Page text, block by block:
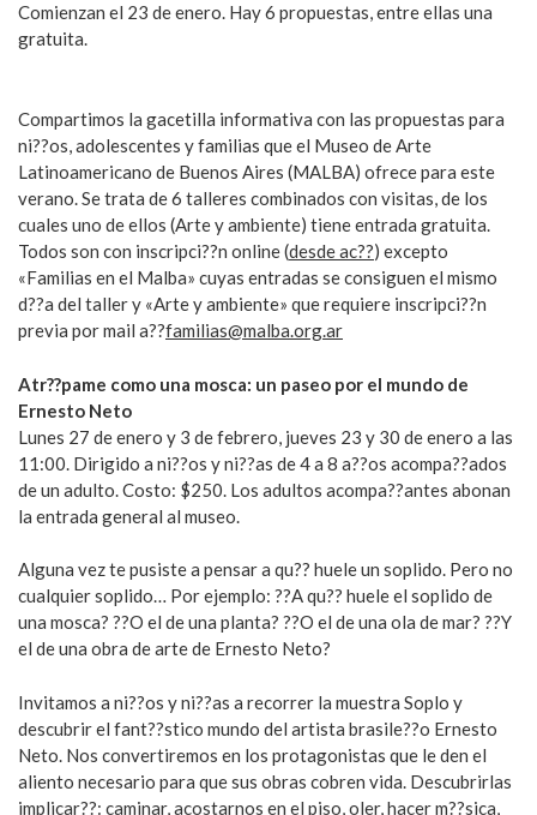
Comienzan el 23 de enero. Hay 6 propuestas, entre ellas una
gratuita.
Compartimos la gacetilla informativa con las propuestas para
ni??os, adolescentes y familias que el Museo de Arte
Latinoamericano de Buenos Aires (MALBA) ofrece para este
verano. Se trata de 6 talleres combinados con visitas, de los
cuales uno de ellos (Arte y ambiente) tiene entrada gratuita.
Todos son con inscripci??n online (desde ac??) excepto
«Familias en el Malba» cuyas entradas se consiguen el mismo
d??a del taller y «Arte y ambiente» que requiere inscripci??n
previa por mail a??familias@malba.org.ar
Atr??pame como una mosca: un paseo por el mundo de
Ernesto Neto
Lunes 27 de enero y 3 de febrero, jueves 23 y 30 de enero a las
11:00. Dirigido a ni??os y ni??as de 4 a 8 a??os acompa??ados
de un adulto. Costo: $250. Los adultos acompa??antes abonan
la entrada general al museo.
Alguna vez te pusiste a pensar a qu?? huele un soplido. Pero no
cualquier soplido… Por ejemplo: ??A qu?? huele el soplido de
una mosca? ??O el de una planta? ??O el de una ola de mar? ??Y
el de una obra de arte de Ernesto Neto?
Invitamos a ni??os y ni??as a recorrer la muestra Soplo y
descubrir el fant??stico mundo del artista brasile??o Ernesto
Neto. Nos convertiremos en los protagonistas que le den el
aliento necesario para que sus obras cobren vida. Descubrirlas
implicar??: caminar, acostarnos en el piso, oler, hacer m??sica,